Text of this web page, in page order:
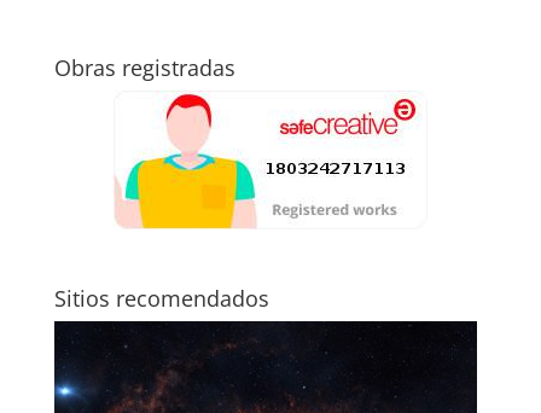
Obras registradas
Sitios recomendados